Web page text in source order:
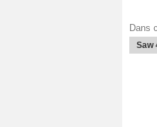
Dans
Saw